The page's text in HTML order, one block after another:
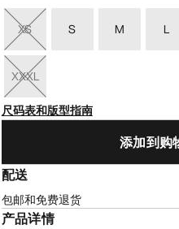
XS S M L
XXXL
尺码表和版型指南
添加到购
配送
包邮和免费退货
产品详情